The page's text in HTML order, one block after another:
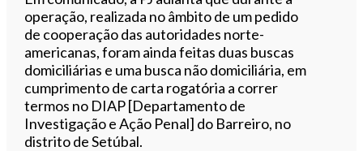
operação, realizada no âmbito de um pedido
de cooperação das autoridades norte-
americanas, foram ainda feitas duas buscas
domiciliárias e uma busca não domiciliária, em
cumprimento de carta rogatória a correr
termos no DIAP [Departamento de
Investigação e Ação Penal] do Barreiro, no
distrito de Setúbal.